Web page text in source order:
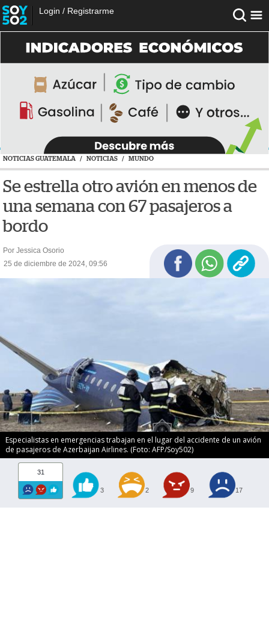
Login / Registrarme
NOTICIAS GUATEMALA / NOTICIAS / MUNDO
Se estrella otro avión en menos de
una semana con 67 pasajeros a
bordo
Por Jessica Osorio
25 de diciembre de 2024, 09:56
Especialistas en emergencias trabajan en el lugar del accidente de un avión
de pasajeros de Azerbaijan Airlines. (Foto: AFP/Soy502)
31
3 2 9 17